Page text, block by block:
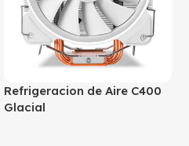
Refrigeracion de Aire C400
Glacial